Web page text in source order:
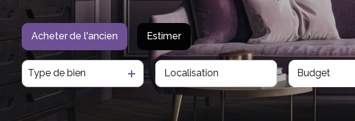
Acheterde l'ancien
De l'ancien
Estimer
Type de bien Budget